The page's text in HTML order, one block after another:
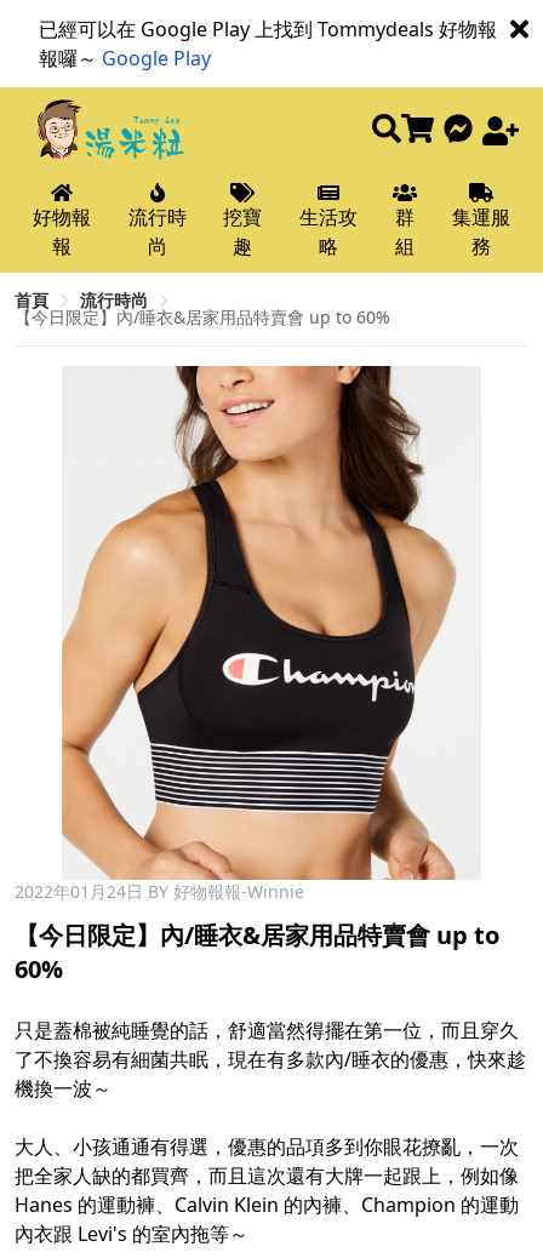
已經可以在 Google Play 上找到 Tommydeals 好物報
報囉～ Google Play
好物報
報
流行時
尚
挖寶
趣
生活攻
略
群
組
集運服
務
首頁 流行時尚
【今日限定】內/睡衣&居家用品特賣會 up to 60%
2022年01月24日 BY 好物報報-Winnie
【今日限定】內/睡衣&居家用品特賣會 up to
60%
只是蓋棉被純睡覺的話，舒適當然得擺在第一位，而且穿久
了不換容易有細菌共眠，現在有多款內/睡衣的優惠，快來趁
機換一波～
大人、小孩通通有得選，優惠的品項多到你眼花撩亂，一次
把全家人缺的都買齊，而且這次還有大牌一起跟上，例如像
Hanes 的運動褲、Calvin Klein 的內褲、Champion 的運動
內衣跟 Levi's 的室內拖等～